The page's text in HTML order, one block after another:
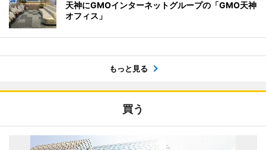
天神にGMOインターネットグループの「GMO天神
オフィス」
もっと見る
買う